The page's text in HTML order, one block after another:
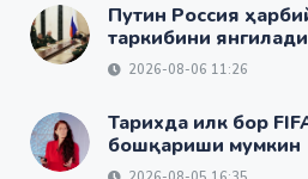
Путин Россия
таркибини янгилади
2026-08-06 11:26
Тарихда илк бор
бошқариши мумкин